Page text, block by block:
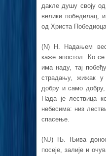
дакле душу своју
велики победилац,
од Христа
(N) Н. Надањем
каже апостол. Ко
има наду, тај
страдању, жижак
добру и само
Нада је лествица
небесима: низ
спасење.
(NJ) Њ. Њива
посеје, залије и